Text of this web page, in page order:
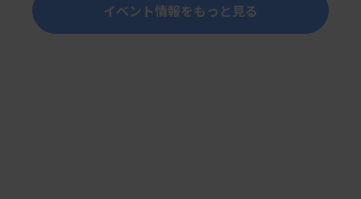
イベント情報をもっと見る